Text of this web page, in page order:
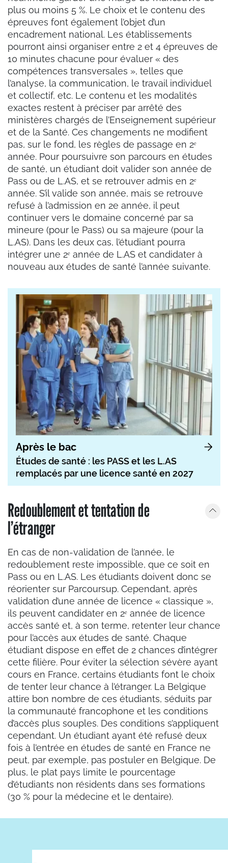
plus ou moins 5 %. Le choix et le contenu des
épreuves font également l’objet d’un
encadrement national. Les établissements
pourront ainsi organiser entre 2 et 4 épreuves de
10 minutes chacune pour évaluer « des
compétences transversales », telles que
l’analyse, la communication, le travail individuel
et collectif, etc. Le contenu et les modalités
exactes restent à préciser par arrêté des
ministères chargés de l’Enseignement supérieur
et de la Santé. Ces changements ne modifient
pas, sur le fond, les règles de passage en 2ᵉ
année. Pour poursuivre son parcours en études
de santé, un étudiant doit valider son année de
Pass ou de L.AS, et se retrouver admis en 2ᵉ
année. S’il valide son année, mais se retrouve
refusé à l’admission en 2e année, il peut
continuer vers le domaine concerné par sa
mineure (pour le Pass) ou sa majeure (pour la
L.AS). Dans les deux cas, l’étudiant pourra
intégrer une 2ᵉ année de L.AS et candidater à
nouveau aux études de santé l’année suivante.
Après le bac
Études de santé : les PASS et les L.AS
remplacés par une licence santé en 2027
Redoublement et tentation de
l’étranger
En cas de non-validation de l’année, le
redoublement reste impossible, que ce soit en
Pass ou en L.AS. Les étudiants doivent donc se
réorienter sur Parcoursup. Cependant, après
validation d’une année de licence « classique »,
ils peuvent candidater en 2ᵉ année de licence
accès santé et, à son terme, retenter leur chance
pour l’accès aux études de santé. Chaque
étudiant dispose en effet de 2 chances d’intégrer
cette filière. Pour éviter la sélection sévère ayant
cours en France, certains étudiants font le choix
de tenter leur chance à l’étranger. La Belgique
attire bon nombre de ces étudiants, séduits par
la communauté francophone et les conditions
d’accès plus souples. Des conditions s’appliquent
cependant. Un étudiant ayant été refusé deux
fois à l’entrée en études de santé en France ne
peut, par exemple, pas postuler en Belgique. De
plus, le plat pays limite le pourcentage
d’étudiants non résidents dans ses formations
(30 % pour la médecine et le dentaire).